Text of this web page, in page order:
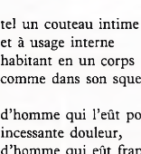
tel  un  couteau  intime
et  à usage  interne
habitant  en  un corps
comme  dans  son
d’homme  qui  l’eût
incessante  douleur,